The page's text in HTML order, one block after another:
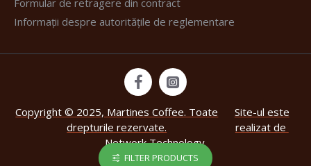
Formular de retragere din contract
Informații despre autoritățile de reglementare
Copyright © 2025, Martines Coffee. Toate
drepturile rezervate.
Site-ul este
realizat de
Network Technology.
FILTER PRODUCTS